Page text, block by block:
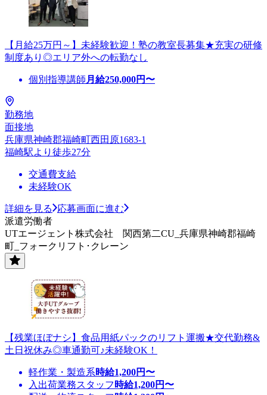
【月給25万円～】未経験歓迎！塾の教室長募集★充実の研修
制度あり◎エリア外への転勤なし
個別指導講師 月給250,000円〜
勤務地
面接地
兵庫県神崎郡福崎町西田原1683-1
福崎駅より徒歩27分
交通費支給
未経験OK
詳細を見る
応募画面に進む
派遣労働者
UTエージェント株式会社 関西第二CU_兵庫県神崎郡福崎
町_フォークリフト･クレーン
【残業ほぼナシ】食品用紙パックのリフト運搬★交代勤務&
土日祝休み◎車通勤可♪未経験OK！
軽作業・製造系時給1,200円〜
入出荷業務スタッフ 時給1,200円〜